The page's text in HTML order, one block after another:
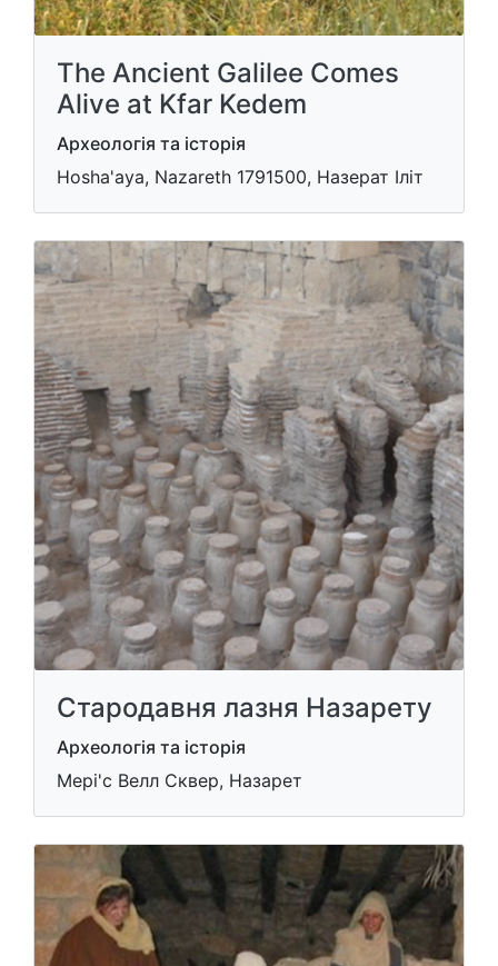
The Ancient Galilee Comes
Alive at Kfar Kedem
Археологія та історія
Hosha'aya, Nazareth 1791500, Назерат Іліт
Стародавня лазня Назарету
Археологія та історія
Мері'с Велл Сквер, Назарет